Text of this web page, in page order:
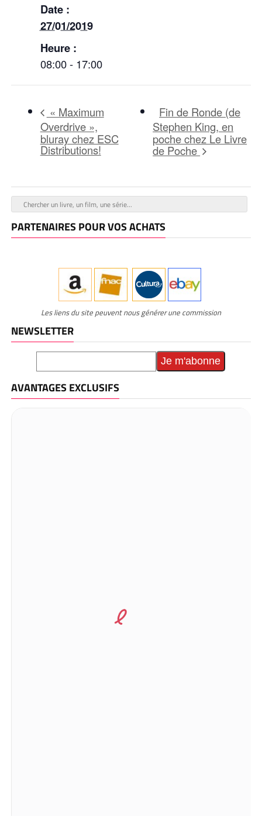
Date :
27/01/2019
Heure :
08:00 - 17:00
« Maximum
Overdrive »,
bluray chez ESC
Distributions!
Fin de Ronde (de
Stephen King, en
poche chez Le Livre
de Poche
PARTENAIRES POUR VOS ACHATS
Les liens du site peuvent nous générer une commission
NEWSLETTER
AVANTAGES EXCLUSIFS